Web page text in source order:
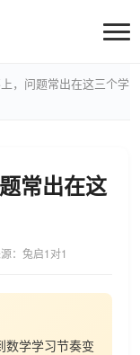
，问题常出在这三个学
常出在这
：兔启1对1
数学学习节奏变